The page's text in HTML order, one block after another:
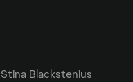
Stina Blackstenius